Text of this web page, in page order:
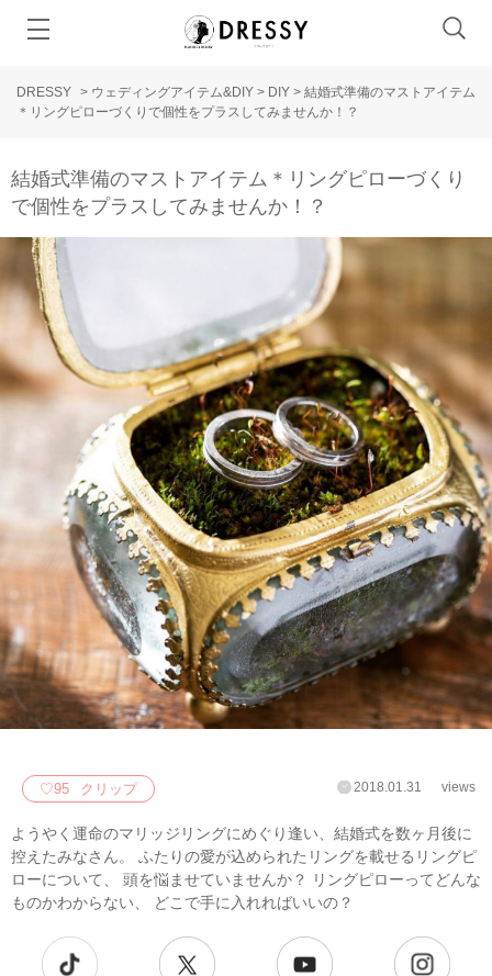
DRESSY > ウェディングアイテム&DIY > DIY > 結婚式準備のマストアイテム
＊リングピローづくりで個性をプラスしてみませんか！？
結婚式準備のマストアイテム＊リングピローづくり
で個性をプラスしてみませんか！？
♡95 クリップ 2018.01.31 views
ようやく運命のマリッジリングにめぐり逢い、結婚式を数ヶ月後に
控えたみなさん。 ふたりの愛が込められたリングを載せるリングピ
ローについて、 頭を悩ませていませんか？ リングピローってどんな
ものかわからない、 どこで手に入れればいいの？